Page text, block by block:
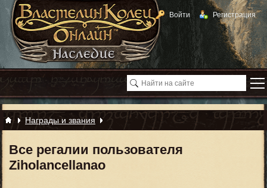
Войти Регистрация
Награды и звания
Все регалии пользователя
Ziholancellanao